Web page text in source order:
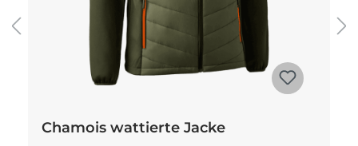
Chamois wattierte Jacke